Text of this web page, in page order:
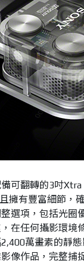
可翻轉的3吋
擁有豐富細節，
選項，包括光圈
在任何攝影環境
萬畫素的靜
像作品，完整捕